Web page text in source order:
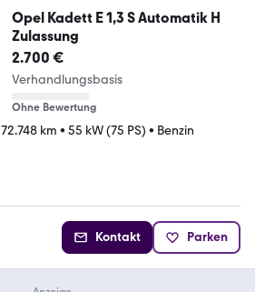
Opel Kadett E 1,3 S Automatik H
Zulassung
2.700 €
Verhandlungsbasis
Ohne Bewertung
72.748 km • 55 kW (75 PS) • Benzin
Kontakt Parken